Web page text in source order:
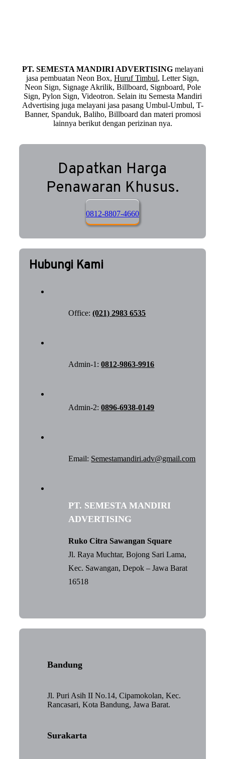
PT. SEMESTA MANDIRI ADVERTISINGmelayani
jasa pembuatan Neon Box, Huruf Timbul, Letter Sign,
Neon Sign, Signage Akrilik, Billboard, Signboard, Pole
Sign, Pylon Sign, Videotron. Selain itu Semesta Mandiri
Advertising juga melayani jasa pasang Umbul-Umbul, T-
Banner, Spanduk, Baliho, Billboard dan materi promosi
lainnya berikut dengan perizinan nya.
Dapatkan Harga
Penawaran Khusus.
0812-8807-4660
Hubungi Kami
Office:(021) 2983 6535
Admin-1:0812-9863-9916
Admin-2:0896-6938-0149
Email: Semestamandiri.adv@gmail.com
PT. SEMESTA MANDIRI
ADVERTISING
Ruko Citra Sawangan Square
Jl. Raya Muchtar, Bojong Sari Lama,
Kec. Sawangan, Depok – Jawa Barat
16518
Bandung
Jl. Puri Asih II No.14, Cipamokolan, Kec.
Rancasari, Kota Bandung, Jawa Barat.
Surakarta